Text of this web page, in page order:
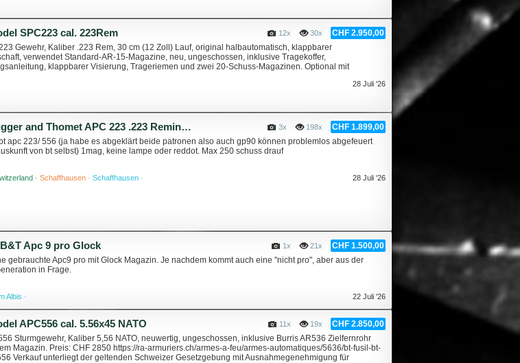
SPC223 cal. 223Rem CHF 2.950,00
30x
12x
Gewehr, Kaliber .223 Rem, 30 cm (12 Zoll) Lauf, original halbautomatisch, klappbarer
verwendet Standard-AR-15-Magazine, neu, ungeschossen, inklusive Tragekoffer,
klappbarer Visierung, Trageriemen und zwei 20-Schuss-Magazinen. Optional mit
28 Juli '26
B T Brugger and Thomet APC 223 .223 Remington CHF 1.899,00
198x
3x
apc 223/ 556 (ja habe es abgeklärt beide patronen also auch gp90 können problemlos abgefeuert
von bt selbst) 1mag, keine lampe oder reddot. Max 250 schuss drauf
·Schaffhausen ·Schaffhausen · 28 Juli '26
Apc 9 pro Glock CHF 1.500,00
21x
1x
gebrauchte Apc9 pro mit Glock Magazin. Je nachdem kommt auch eine "nicht pro", aber aus der
in Frage.
Albis · 22 Juli '26
APC556 cal. 5.56x45 NATO CHF 2.850,00
19x
11x
Sturmgewehr, Kaliber 5,56 NATO, neuwertig, ungeschossen, inklusive Burris AR536 Zielfernrohr
Magazin. Preis: CHF 2850 https://ra-armuriers.ch/armes-a-feu/armes-automatiques/5636/bt-fusil-bt-
Verkauf unterliegt der geltenden Schweizer Gesetzgebung mit Ausnahmegenehmigung für